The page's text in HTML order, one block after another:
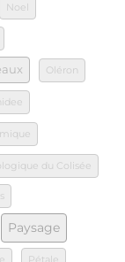
Noel
Oléron
du Colisée
Paysage